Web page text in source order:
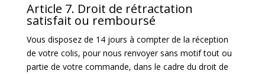
Article 7. Droit de rétractation
satisfait ou remboursé
Vous disposez de 14 jours à compter de la réception
de votre colis, pour nous renvoyer sans motif tout ou
partie de votre commande, dans le cadre du droit de